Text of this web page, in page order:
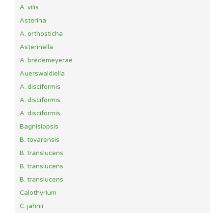
A. vilis
Asterina
A. orthosticha
Asterinella
A. bredemeyerae
Auerswaldiella
A. disciformis
A. disciformis
A. disciformis
Bagnisiopsis
B. tovarensis
B. translucens
B. translucens
B. translucens
Calothyrium
C. jahnii